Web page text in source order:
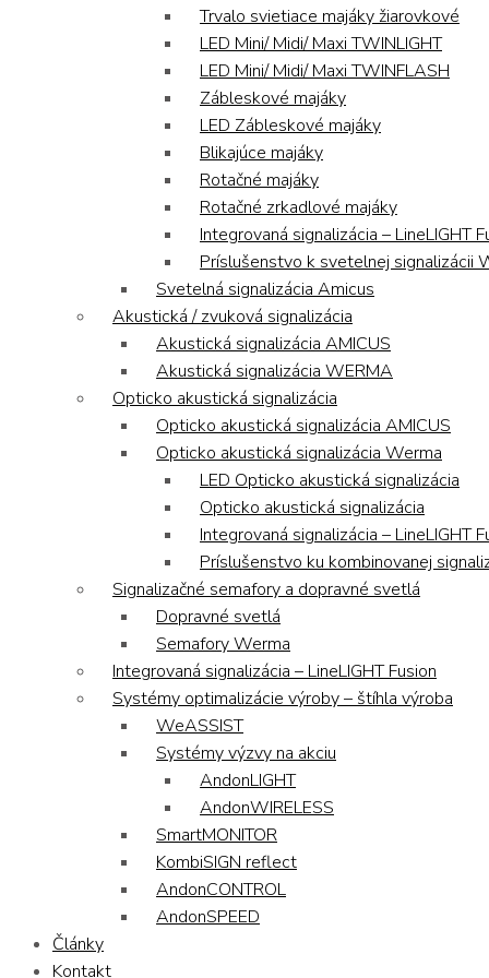
Trvalo svietiace majáky žiarovkové
LED Mini/ Midi/ Maxi TWINLIGHT
LED Mini/ Midi/ Maxi TWINFLASH
Zábleskové majáky
LED Zábleskové majáky
Blikajúce majáky
Rotačné majáky
Rotačné zrkadlové majáky
Integrovaná signalizácia – LineLIGHT
Príslušenstvo k svetelnej signalizácii
Svetelná signalizácia Amicus
Akustická / zvuková signalizácia
Akustická signalizácia AMICUS
Akustická signalizácia WERMA
Opticko akustická signalizácia
Opticko akustická signalizácia AMICUS
Opticko akustická signalizácia Werma
LED Opticko akustická signalizácia
Opticko akustická signalizácia
Integrovaná signalizácia – LineLIGHT
Príslušenstvo ku kombinovanej
Signalizačné semafory a dopravné svetlá
Dopravné svetlá
Semafory Werma
Integrovaná signalizácia – LineLIGHT Fusion
Systémy optimalizácie výroby – štíhla výroba
WeASSIST
Systémy výzvy na akciu
AndonLIGHT
AndonWIRELESS
SmartMONITOR
KombiSIGN reflect
AndonCONTROL
AndonSPEED
Články
Kontakt